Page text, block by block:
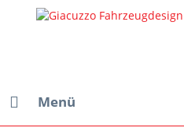
Menü